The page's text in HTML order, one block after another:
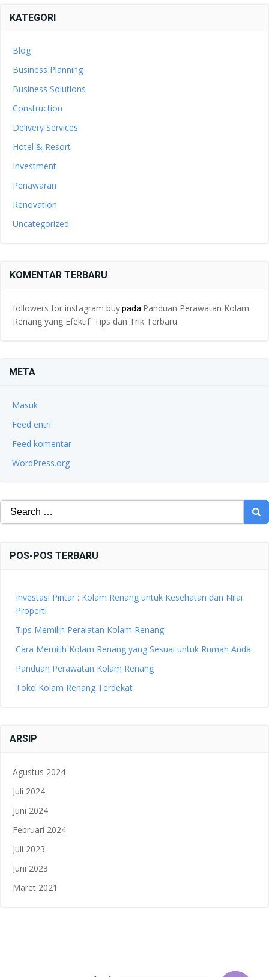
KATEGORI
Blog
Business Planning
Business Solutions
Construction
Delivery Services
Hotel & Resort
Investment
Penawaran
Renovation
Uncategorized
KOMENTAR TERBARU
followers for instagram buypada Panduan Perawatan Kolam
Renang yang Efektif: Tips dan Trik Terbaru
META
Masuk
Feed entri
Feed komentar
WordPress.org
Search
for:
POS-POS TERBARU
Investasi Pintar : Kolam Renang untuk Kesehatan dan Nilai
Properti
Tips Memilih Peralatan Kolam Renang
Cara Memilih Kolam Renang yang Sesuai untuk Rumah Anda
Panduan Perawatan Kolam Renang
Toko Kolam Renang Terdekat
ARSIP
Agustus 2024
Juli 2024
Juni 2024
Februari 2024
Juli 2023
Juni 2023
Maret 2021